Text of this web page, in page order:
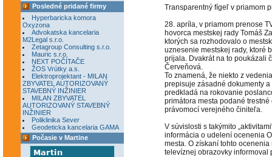
Posledné pridané firmy
Hyperbaricka komora
Oxyzona
Advokatska kancelaria
M2Legal s.r.o.
Zetagroup Consulting s.r.o.
Mauric s.r.o.
NEXT POČÍTAČE
ŽOS Vrútky a.s.
Elektroprojektant - MILAN
ZBYVATEL AUTORIZOVANÝ
STAVEBNÝ INŽINIER
MILAN ZBYVATEL
AUTORIZOVANÝ STAVEBNÝ
INŽINIER
Poliklinika Sever
Geodeticka kancelaria GAMA
Počasie v Martine
Transparentný fígeľ v priamom
28. apríla, v priamom prenose
hovorca mestskej rady Tomáš
ktorých sa rozhodovalo o
uznesenie mestskej rady, ktoré
prijala. Dvakrát na to poukázali
Červeňová.
To znamená, že niekto z
prepisuje zásadné dokumenty a
predkladá na rokovanie
primátora mesta podané
právomocí verejného činiteľa.
V súvislosti s takýmito
informácia o udelení ocenenia
mesta. O získaní tohto
televíznej obrazovky informoval